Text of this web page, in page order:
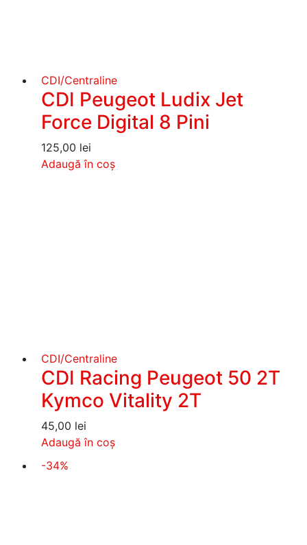
CDI/Centraline
CDI Peugeot Ludix Jet
Force Digital 8 Pini
125,00 lei
Adaugă în coș
CDI/Centraline
CDI Racing Peugeot 50 2T
Kymco Vitality 2T
45,00 lei
Adaugă în coș
-34%